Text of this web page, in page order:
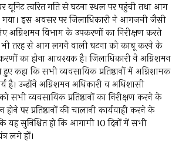
यूनिट त्वरित गति से घटना स्थल पर पहुंची तथा आग
इस अवसर पर जिलाधिकारी ने आगजनी जैसी
अग्निशमन विभाग के उपकरणों का निरीक्षण करते
भी तरह से आग लगने वाली घटना को काबू करने के
का होना आवश्यक है। जिलाधिकारी ने अग्निशमन
हुए कहा कि सभी व्यवसायिक प्रतिष्ठानों में अग्निशामक
है। उन्होंने अग्निशमन अधिकारी व अधिशासी
सभी व्यवसायिक प्रतिष्ठानों का निरीक्षण करने के
पर प्रतिष्ठानों की चालानी कार्यवाही करने के
यह सुनिश्चित हो कि आगामी 10 दिनों में सभी
लगे हों।